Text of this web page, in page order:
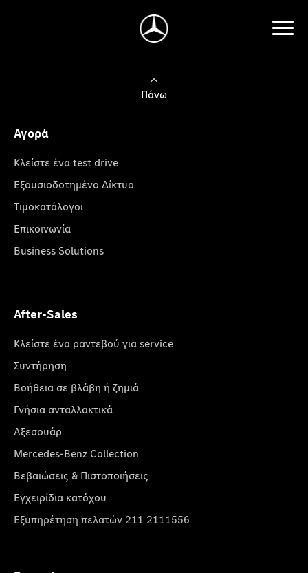
Πάνω
Αγορά
Κλείστε ένα test drive
Εξουσιοδοτημένο Δίκτυο
Τιμοκατάλογοι
Επικοινωνία
Business Solutions
After-Sales
Κλείστε ένα ραντεβού για service
Συντήρηση
Βοήθεια σε βλάβη ή ζημιά
Γνήσια ανταλλακτικά
Αξεσουάρ
Mercedes-Benz Collection
Βεβαιώσεις & Πιστοποιήσεις
Εγχειρίδια κατόχου
Εξυπηρέτηση πελατών 211 2111556